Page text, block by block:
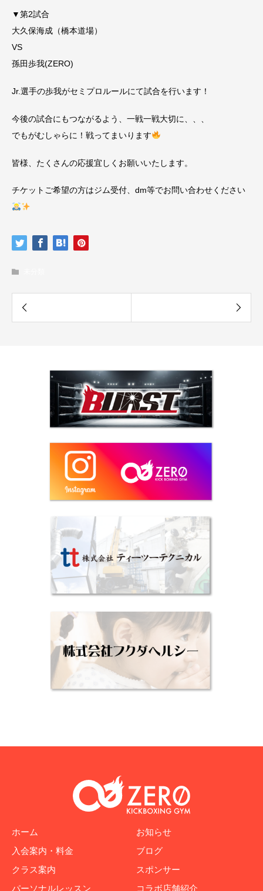
▼第2試合
大久保海成（橋本道場）
VS
孫田歩我(ZERO)
Jr.選手の歩我がセミプロルールにて試合を行います！
今後の試合にもつながるよう、一戦一戦大切に、、、
でもがむしゃらに！戦ってまいります
皆様、たくさんの応援宜しくお願いいたします。
チケットご希望の方はジム受付、dm等でお問い合わせください
ホーム
入会案内・料金
クラス案内
パーソナルレッスン
お知らせ
ブログ
スポンサー
コラボ店舗紹介